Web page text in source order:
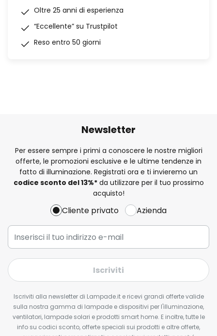
Oltre 25 anni di esperienza
“Eccellente” su Trustpilot
Reso entro 50 giorni
Newsletter
Per essere sempre i primi a conoscere le nostre migliori
offerte, le promozioni esclusive e le ultime tendenze in
fatto di illuminazione. Registrati ora e ti invieremo un
codice sconto del13%*da utilizzare per il tuo prossimo
acquisto!
Cliente privato Azienda
Iscriviti
Iscriviti alla newsletter di Lampade.it e ricevi grandi offerte valide
sulla nostra gamma di lampade e dispositivi per l'illuminazione,
ventilatori, lampade solari e prodotti smart home. E inoltre, tutte le
info su codici sconto, offerte speciali sui prodotti e altre offerte,